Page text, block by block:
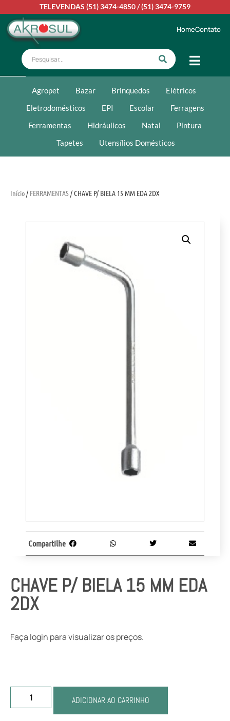
TELEVENDAS (51) 3474-4850/(51) 3474-9759
HomeContato
Agropet Bazar Brinquedos
Elétricos
Eletrodomésticos
EPI Escolar
Ferragens
Ferramentas
Hidráulicos Natal
Pintura
Tapetes
Utensílios Domésticos
Início/ FERRAMENTAS/ CHAVE P/ BIELA 15 MM EDA 2DX
CHAVE P/ BIELA 15 MM EDA
2DX
Faça login para visualizar os preços.
ADICIONAR AO CARRINHO
Compartilhe